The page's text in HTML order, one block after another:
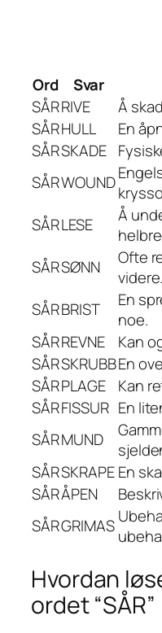
Ord Svar
SÅRRIVE
Å
SÅRHULL
En
SÅRSKADE
SÅRWOUND
SÅRLESE
Å
SÅRSØNN
Ofte
videre.
SÅRBRIST
En
noe.
SÅRREVNE
Kan
SÅRSKRUBBEn
SÅRPLAGE
Kan
SÅRFISSUR En
SÅRMUND
SÅRSKRAPE En
SÅRÅPEN
SÅRGRIMAS
Hvordan
ordet “SÅR”